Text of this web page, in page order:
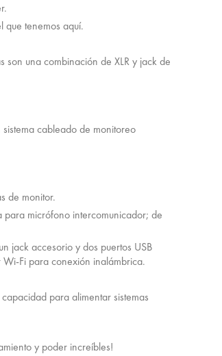
que tenemos aquí.
son una combinación de XLR y jack de
cableado de monitoreo
de monitor.
para micrófono intercomunicador; de
jack accesorio y dos puertos USB
Fi para conexión inalámbrica.
para alimentar sistemas
y poder increíbles!